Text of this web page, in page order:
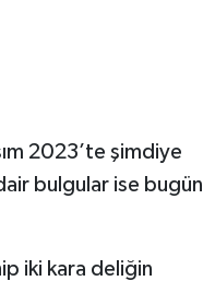
2023’te şimdiye
bulgular ise bugün
iki kara deliğin